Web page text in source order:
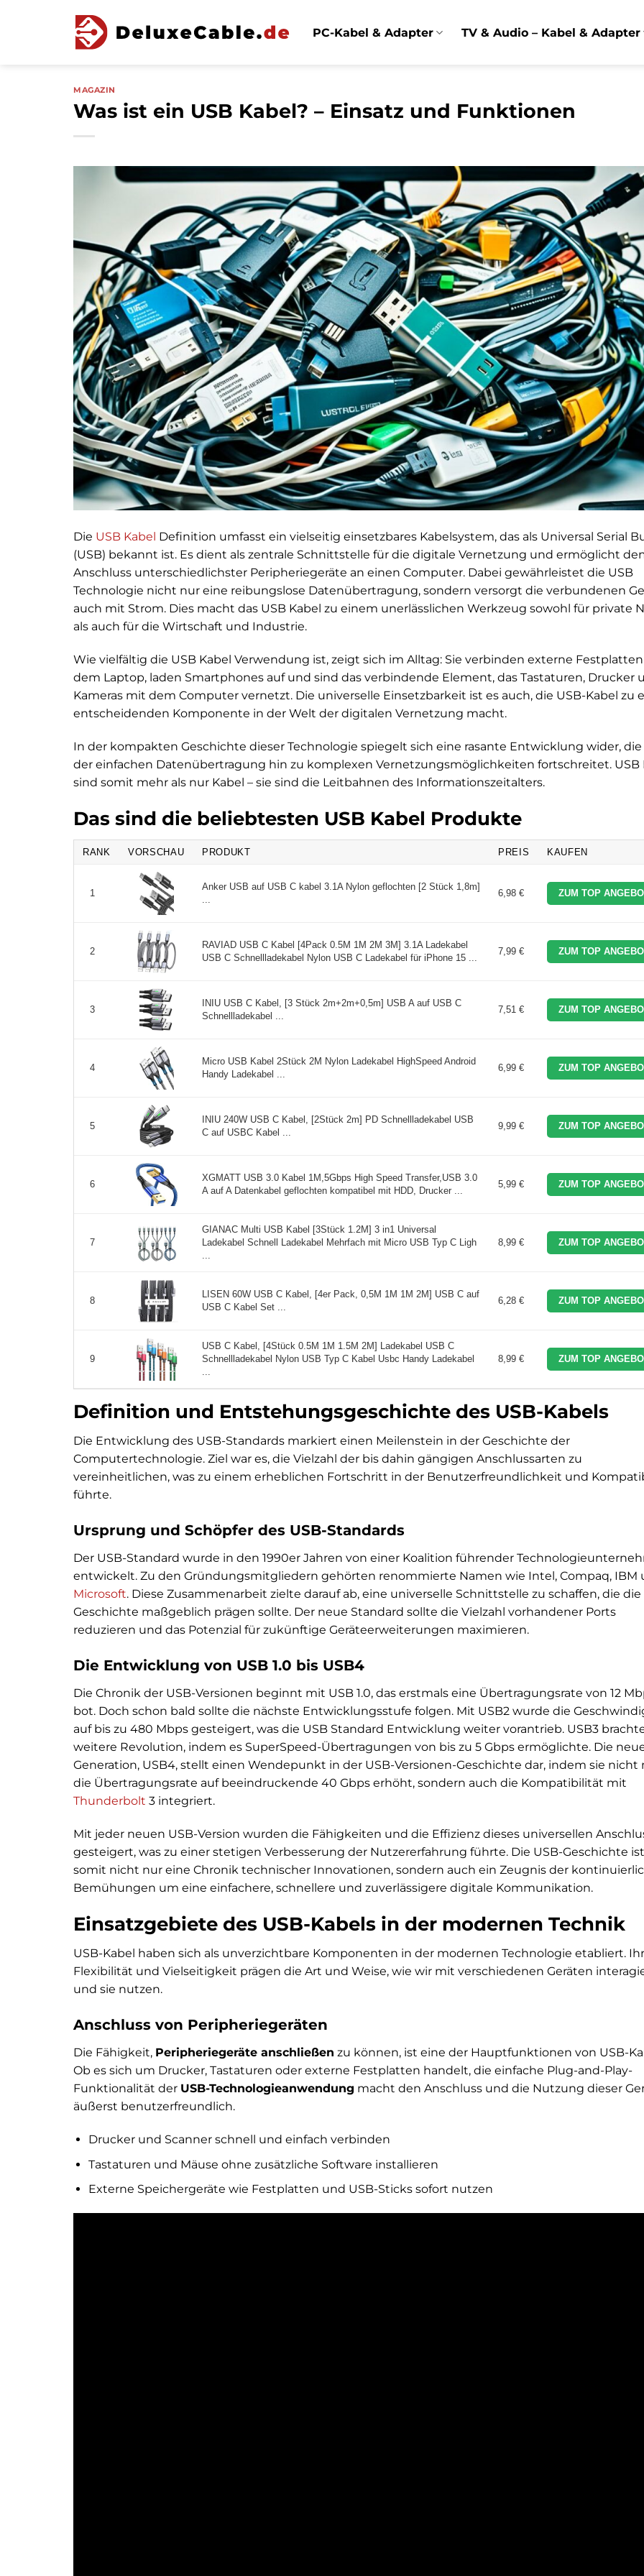
PC-Kabel & Adapter TV & Audio – Kabel & Adapter
MAGAZIN
Was ist ein USB Kabel? – Einsatz und Funktionen
Die USB Kabel Definition umfasst ein vielseitig einsetzbares Kabelsystem, das als Universal Serial
(USB) bekannt ist. Es dient als zentrale Schnittstelle für die digitale Vernetzung und ermöglicht
Anschluss unterschiedlichster Peripheriegeräte an einen Computer. Dabei gewährleistet die USB
Technologie nicht nur eine reibungslose Datenübertragung, sondern versorgt die verbundenen
auch mit Strom. Dies macht das USB Kabel zu einem unerlässlichen Werkzeug sowohl für private
als auch für die Wirtschaft und Industrie.
Wie vielfältig die USB Kabel Verwendung ist, zeigt sich im Alltag: Sie verbinden externe
dem Laptop, laden Smartphones auf und sind das verbindende Element, das Tastaturen, Drucker
Kameras mit dem Computer vernetzt. Die universelle Einsetzbarkeit ist es auch, die USB-Kabel zu
entscheidenden Komponente in der Welt der digitalen Vernetzung macht.
In der kompakten Geschichte dieser Technologie spiegelt sich eine rasante Entwicklung wider, die
der einfachen Datenübertragung hin zu komplexen Vernetzungsmöglichkeiten fortschreitet. USB
sind somit mehr als nur Kabel – sie sind die Leitbahnen des Informationszeitalters.
Das sind die beliebtesten USB Kabel Produkte
RANK VORSCHAU PRODUKT PREIS KAUFEN
1
Anker USB auf USB C kabel 3.1A Nylon geflochten [2 Stück 1,8m]
6,98 € ZUM TOP
2
RAVIAD USB C Kabel [4Pack 0.5M 1M 2M 3M] 3.1A Ladekabel
USB C Schnellladekabel Nylon USB C Ladekabel für iPhone 15 ...
7,99 € ZUM TOP
3
INIU USB C Kabel, [3 Stück 2m+2m+0,5m] USB A auf USB C
Schnellladekabel ...
7,51 € ZUM TOP
4
Micro USB Kabel 2Stück 2M Nylon Ladekabel HighSpeed Android
Handy Ladekabel ...
6,99 € ZUM TOP
5
INIU 240W USB C Kabel, [2Stück 2m] PD Schnellladekabel USB
C auf USBC Kabel ...
9,99 € ZUM TOP
6
XGMATT USB 3.0 Kabel 1M,5Gbps High Speed Transfer,USB 3.0
A auf A Datenkabel geflochten kompatibel mit HDD, Drucker ...
5,99 € ZUM TOP
7
GIANAC Multi USB Kabel [3Stück 1.2M] 3 in1 Universal
Ladekabel Schnell Ladekabel Mehrfach mit Micro USB Typ C Ligh
8,99 € ZUM TOP
8
LISEN 60W USB C Kabel, [4er Pack, 0,5M 1M 1M 2M] USB C auf
USB C Kabel Set ...
6,28 € ZUM TOP
9
USB C Kabel, [4Stück 0.5M 1M 1.5M 2M] Ladekabel USB C
Schnellladekabel Nylon USB Typ C Kabel Usbc Handy Ladekabel
8,99 € ZUM TOP
Definition und Entstehungsgeschichte des USB-Kabels
Die Entwicklung des USB-Standards markiert einen Meilenstein in der Geschichte der
Computertechnologie. Ziel war es, die Vielzahl der bis dahin gängigen Anschlussarten zu
vereinheitlichen, was zu einem erheblichen Fortschritt in der Benutzerfreundlichkeit und
führte.
Ursprung und Schöpfer des USB-Standards
Der USB-Standard wurde in den 1990er Jahren von einer Koalition führender
entwickelt. Zu den Gründungsmitgliedern gehörten renommierte Namen wie Intel, Compaq, IBM
Microsoft. Diese Zusammenarbeit zielte darauf ab, eine universelle Schnittstelle zu schaffen, die die
Geschichte maßgeblich prägen sollte. Der neue Standard sollte die Vielzahl vorhandener Ports
reduzieren und das Potenzial für zukünftige Geräteerweiterungen maximieren.
Die Entwicklung von USB 1.0 bis USB4
Die Chronik der USB-Versionen beginnt mit USB 1.0, das erstmals eine Übertragungsrate von 12
bot. Doch schon bald sollte die nächste Entwicklungsstufe folgen. Mit USB2 wurde die
auf bis zu 480 Mbps gesteigert, was die USB Standard Entwicklung weiter vorantrieb. USB3
weitere Revolution, indem es SuperSpeed-Übertragungen von bis zu 5 Gbps ermöglichte. Die
Generation, USB4, stellt einen Wendepunkt in der USB-Versionen-Geschichte dar, indem sie nicht
die Übertragungsrate auf beeindruckende 40 Gbps erhöht, sondern auch die Kompatibilität mit
Thunderbolt 3 integriert.
Mit jeder neuen USB-Version wurden die Fähigkeiten und die Effizienz dieses universellen
gesteigert, was zu einer stetigen Verbesserung der Nutzererfahrung führte. Die USB-Geschichte ist
somit nicht nur eine Chronik technischer Innovationen, sondern auch ein Zeugnis der
Bemühungen um eine einfachere, schnellere und zuverlässigere digitale Kommunikation.
Einsatzgebiete des USB-Kabels in der modernen Technik
USB-Kabel haben sich als unverzichtbare Komponenten in der modernen Technologie etabliert.
Flexibilität und Vielseitigkeit prägen die Art und Weise, wie wir mit verschiedenen Geräten
und sie nutzen.
Anschluss von Peripheriegeräten
Die Fähigkeit, Peripheriegeräte anschließen zu können, ist eine der Hauptfunktionen von USB-
Ob es sich um Drucker, Tastaturen oder externe Festplatten handelt, die einfache Plug-and-Play-
Funktionalität der USB-Technologieanwendung macht den Anschluss und die Nutzung dieser
äußerst benutzerfreundlich.
Drucker und Scanner schnell und einfach verbinden
Tastaturen und Mäuse ohne zusätzliche Software installieren
Externe Speichergeräte wie Festplatten und USB-Sticks sofort nutzen